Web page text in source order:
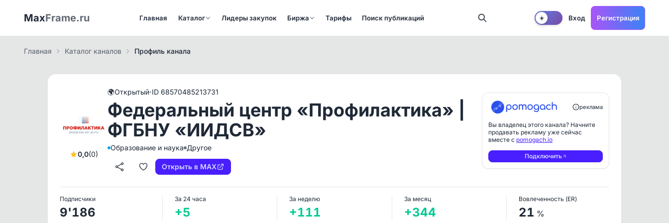
MaxFrame.ru Главная Каталог Лидеры закупок Биржа Тарифы Поиск публикаций ☀️ Вход Регистрация
Главная Каталог каналов Профиль канала
0,0(0)
🌍Открытый·ID 68570485213731
Федеральный центр «Профилактика» |
ФГБНУ «ИИДСВ»
Образование и наука Другое
Открыть в MAX
реклама
Вы владелец этого канала? Начните
продавать рекламу уже сейчас
вместе с pomogach.io
Подключить
Подписчики
9'186
За 24 часа
+5
За неделю
+111
За месяц
+344
Вовлеченность (ER)
21 %